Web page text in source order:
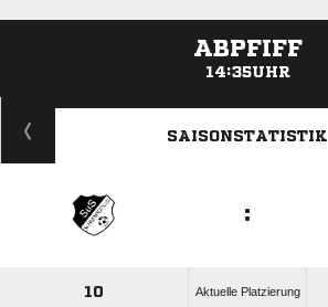
ABPFIFF
14:35UHR
ANZEIGE
SAISONSTATISTIK
:
10 Aktuelle Platzierung